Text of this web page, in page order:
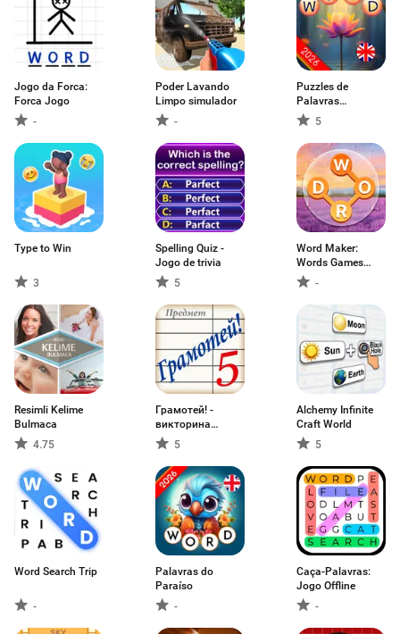
Jogo da Forca:
Forca Jogo
-
Poder Lavando
Limpo simulador
-
Puzzles de
Palavras
Relaxantes
5
Type to Win
3
Spelling Quiz -
Jogo de trivia
5
Word Maker:
Words Games
Puzzle
-
Resimli Kelime
Bulmaca
4.75
Грамотей! -
викторина
орфографии для
взрослых
5
Alchemy Infinite
Craft World
5
Word Search Trip
-
Palavras do
Paraíso
-
Caça-Palavras:
Jogo Offline
-